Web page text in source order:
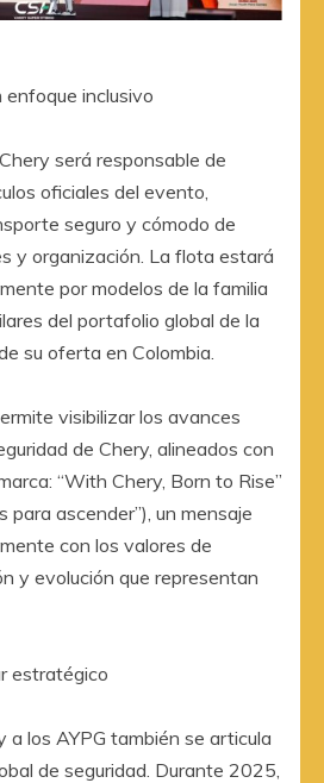
inclusivo
será responsable de
oficiales del evento,
seguro y cómodo de
y organización. La flota estará
por modelos de la familia
del portafolio global de la
su oferta en Colombia.
visibilizar los avances
de Chery, alineados con
“With Chery, Born to Rise”
para ascender”), un mensaje
con los valores de
y evolución que representan
estratégico
a los AYPG también se articula
de seguridad. Durante 2025,